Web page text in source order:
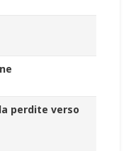
perdite verso